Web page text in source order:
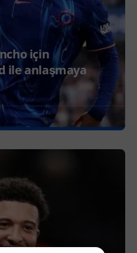
için
ile anlaşmaya